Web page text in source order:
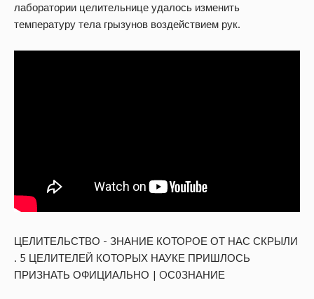
лаборатории целительнице удалось изменить
температуру тела грызунов воздействием рук.
ЦЕЛИТЕЛЬСТВО - ЗНАНИЕ КОТОРОЕ ОТ НАС СКРЫЛИ
. 5 ЦЕЛИТЕЛЕЙ КОТОРЫХ НАУКЕ ПРИШЛОСЬ
ПРИЗНАТЬ ОФИЦИАЛЬНО | OС0ЗНАНИЕ